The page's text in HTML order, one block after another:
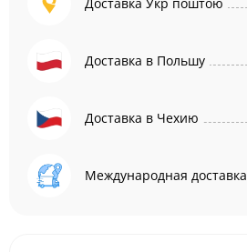
Доставка в Польшу
Доставка в Чехию
Международная доставка